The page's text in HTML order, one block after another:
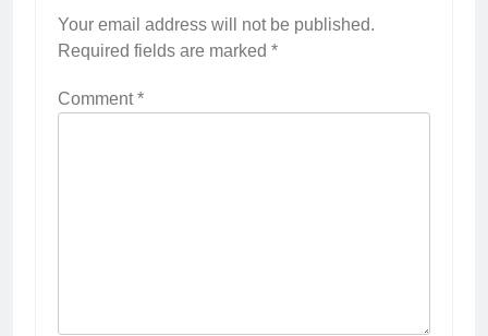
Your email address will not be published.
Required fields are marked *
Comment*